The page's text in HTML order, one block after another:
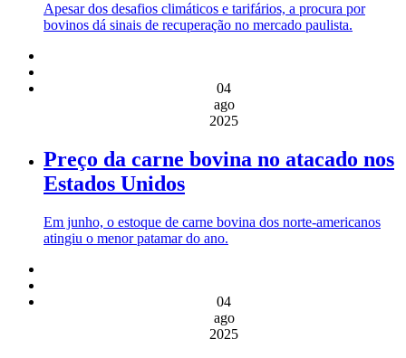
Apesar dos desafios climáticos e tarifários, a procura por
bovinos dá sinais de recuperação no mercado paulista.
04
ago
2025
Preço da carne bovina no atacado nos
Estados Unidos
Em junho, o estoque de carne bovina dos norte-americanos
atingiu o menor patamar do ano.
04
ago
2025